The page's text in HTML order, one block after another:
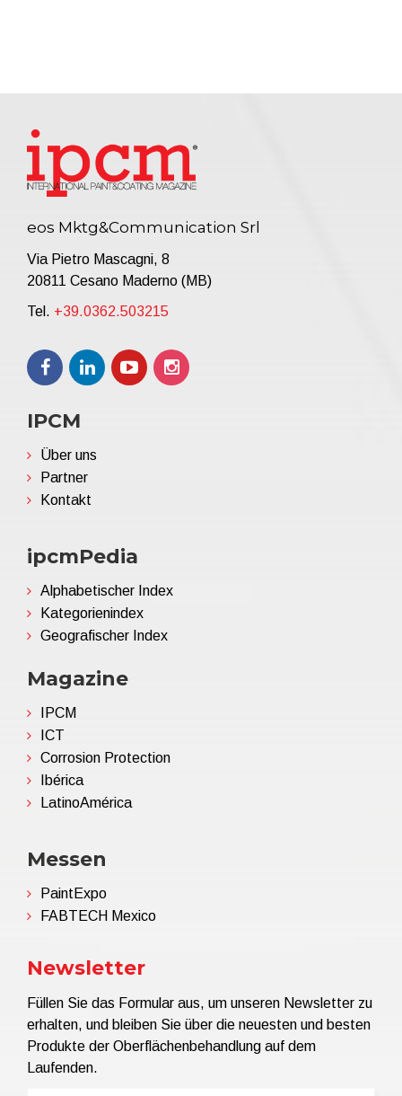
eos Mktg&Communication Srl
Via Pietro Mascagni, 8
20811 Cesano Maderno (MB)
Tel. +39.0362.503215
IPCM
Über uns
Partner
Kontakt
ipcmPedia
Alphabetischer Index
Kategorienindex
Geografischer Index
Magazine
IPCM
ICT
Corrosion Protection
Ibérica
LatinoAmérica
Messen
PaintExpo
FABTECH Mexico
Newsletter
Füllen Sie das Formular aus, um unseren Newsletter zu
erhalten, und bleiben Sie über die neuesten und besten
Produkte der Oberflächenbehandlung auf dem
Laufenden.